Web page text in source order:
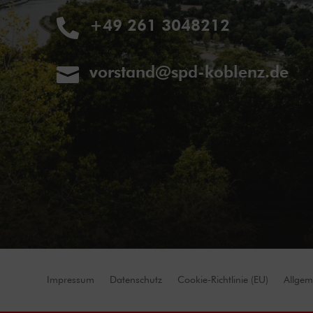
 +49 261 3048212
 vorstand@spd-koblenz.de
Impressum Datenschutz Cookie-Richtlinie (EU)